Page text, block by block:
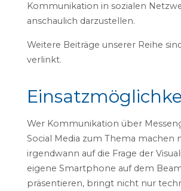
Kommunikation in sozialen
anschaulich darzustellen.
Weitere Beiträge unserer Reihe
verlinkt.
Wer Kommunikation über
Social Media zum Thema machen
irgendwann auf die Frage der
eigene Smartphone auf dem
präsentieren, bringt nicht nur